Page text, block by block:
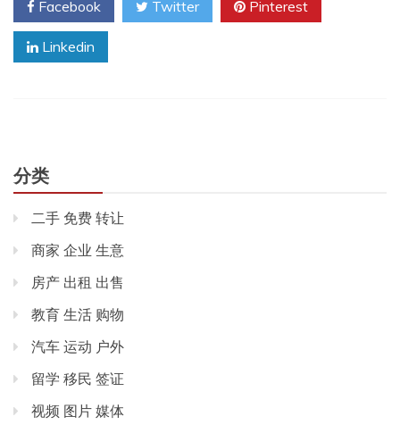
Facebook Twitter Pinterest
Linkedin
分类
二手 免费 转让
商家 企业 生意
房产 出租 出售
教育 生活 购物
汽车 运动 户外
留学 移民 签证
视频 图片 媒体